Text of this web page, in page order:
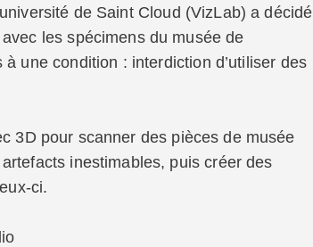
de Saint Cloud (VizLab) a décidé
les spécimens du musée de
une condition : interdiction d’utiliser des
3D pour scanner des pièces de musée
inestimables, puis créer des
ci.